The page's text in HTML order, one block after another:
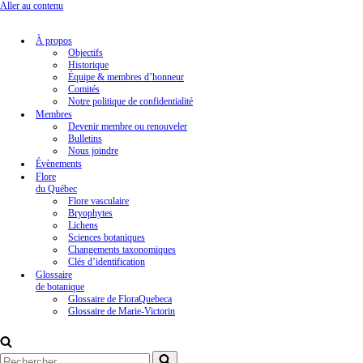
Aller au contenu
À propos
Objectifs
Historique
Équipe & membres d’honneur
Comités
Notre politique de confidentialité
Membres
Devenir membre ou renouveler
Bulletins
Nous joindre
Évènements
Flore
du Québec
Flore vasculaire
Bryophytes
Lichens
Sciences botaniques
Changements taxonomiques
Clés d’identification
Glossaire
de botanique
Glossaire de FloraQuebeca
Glossaire de Marie-Victorin
Rechercher...